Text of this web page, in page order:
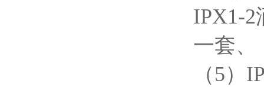
IPX1-2
一套、
（5）